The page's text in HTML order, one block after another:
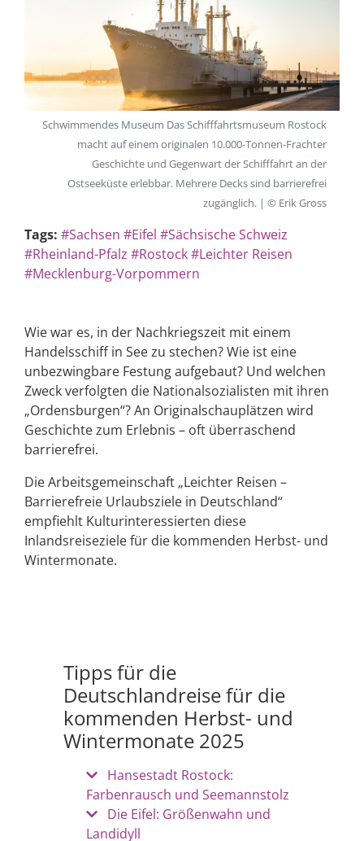
Schwimmendes Museum Das Schifffahrtsmuseum Rostock
macht auf einem originalen 10.000-Tonnen-Frachter
Geschichte und Gegenwart der Schifffahrt an der
Ostseeküste erlebbar. Mehrere Decks sind barrierefrei
zugänglich. | © Erik Gross
Tags: #Sachsen #Eifel #Sächsische Schweiz
#Rheinland-Pfalz #Rostock#Leichter Reisen
#Mecklenburg-Vorpommern
Wie war es, in der Nachkriegszeit mit einem
Handelsschiff in See zu stechen? Wie ist eine
unbezwingbare Festung aufgebaut? Und welchen
Zweck verfolgten die Nationalsozialisten mit ihren
„Ordensburgen“? An Originalschauplätzen wird
Geschichte zum Erlebnis – oft überraschend
barrierefrei.
Die Arbeitsgemeinschaft „Leichter Reisen –
Barrierefreie Urlaubsziele in Deutschland“
empfiehlt Kulturinteressierten diese
Inlandsreiseziele für die kommenden Herbst- und
Wintermonate.
Tipps für die
Deutschlandreise für die
kommenden Herbst- und
Wintermonate 2025
Hansestadt Rostock:
Farbenrausch und Seemannstolz
Die Eifel: Größenwahn und
Landidyll